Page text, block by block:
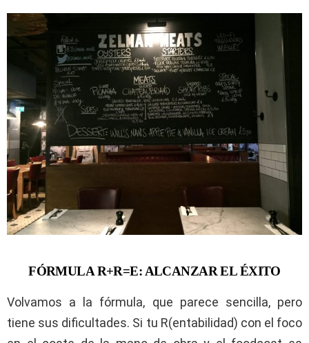
FÓRMULA R+R=E: ALCANZAR EL ÉXITO
Volvamos a la fórmula, que parece sencilla, pero
tiene sus dificultades. Si tu R(entabilidad) con el foco